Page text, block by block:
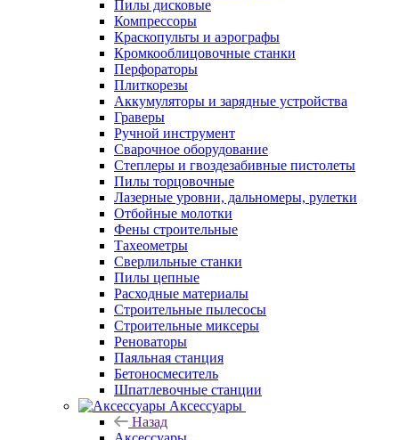
Пилы дисковые
Компрессоры
Краскопульты и аэрографы
Кромкооблицовочные станки
Перфораторы
Плиткорезы
Аккумуляторы и зарядные устройства
Граверы
Ручной инструмент
Сварочное оборудование
Степлеры и гвоздезабивные пистолеты
Пилы торцовочные
Лазерные уровни, дальномеры, рулетки
Отбойные молотки
Фены строительные
Тахеометры
Сверлильные станки
Пилы цепные
Расходные материалы
Строительные пылесосы
Строительные миксеры
Реноваторы
Паяльная станция
Бетоносмеситель
Шпатлевочные станции
Аксессуары
Назад